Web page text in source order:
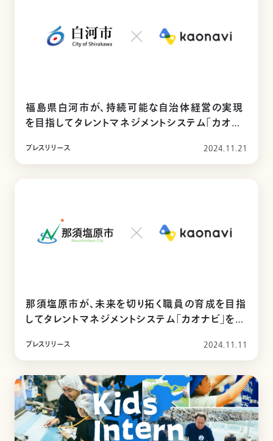
福島県白河市が、持続可能な自治体経営の実現
を目指してタレントマネジメントシステム「カオナ
プレスリリース 2024.11.21
那須塩原市が、未来を切り拓く職員の育成を目指
してタレントマネジメントシステム「カオナビ」を導
プレスリリース 2024.11.11